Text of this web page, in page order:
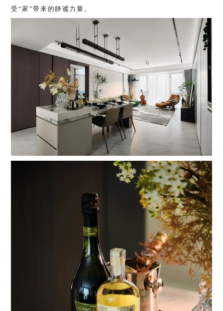
受“家”带来的静谧力量。